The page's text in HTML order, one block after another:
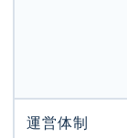
運営体制